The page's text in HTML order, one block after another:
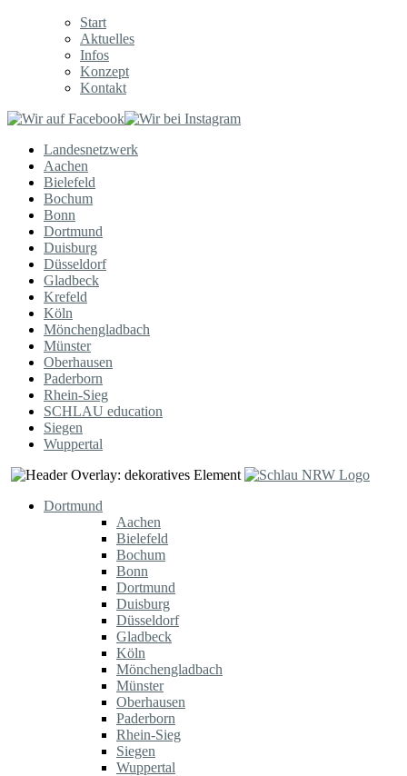
Start
Aktuelles
Infos
Konzept
Kontakt
Landesnetzwerk
Aachen
Bielefeld
Bochum
Bonn
Dortmund
Duisburg
Düsseldorf
Gladbeck
Krefeld
Köln
Mönchengladbach
Münster
Oberhausen
Paderborn
Rhein-Sieg
SCHLAU education
Siegen
Wuppertal
Dortmund
Aachen
Bielefeld
Bochum
Bonn
Dortmund
Duisburg
Düsseldorf
Gladbeck
Köln
Mönchengladbach
Münster
Oberhausen
Paderborn
Rhein-Sieg
Siegen
Wuppertal